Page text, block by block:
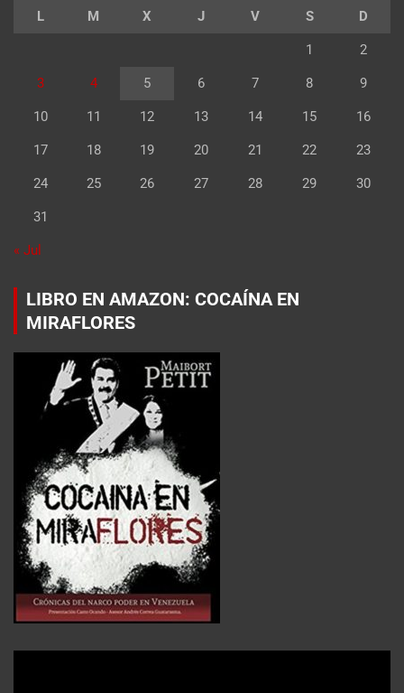
L M X J V S D
1 2
3 4 5 6 7 8 9
10 11 12 13 14 15 16
17 18 19 20 21 22 23
24 25 26 27 28 29 30
31
« Jul
LIBRO EN AMAZON: COCAÍNA EN
MIRAFLORES